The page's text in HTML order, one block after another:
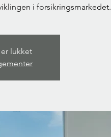
i forsikringsmarkedet.
lukket